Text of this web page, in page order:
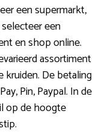
een supermarkt,
een
en shop online.
assortiment
De betaling
Pin, Paypal. In de
op de hoogte